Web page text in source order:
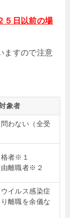
５日以前の場
ますので注意
象者
わない（全受
者※１
離職者※２
イルス感染症
離職を余儀な